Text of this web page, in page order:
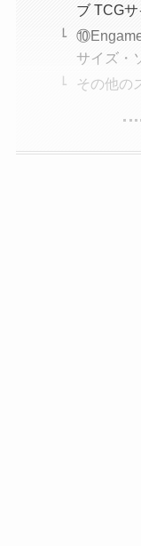
ブ TCG
サイズ・
その他の